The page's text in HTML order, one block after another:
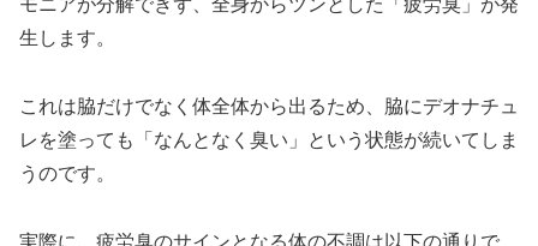
モニアが分解できず、全身からツンとした「疲労臭」が発
生します。
これは脇だけでなく体全体から出るため、脇にデオナチュ
レを塗っても「なんとなく臭い」という状態が続いてしま
うのです。
実際に、疲労臭のサインとなる体の不調は以下の通りで